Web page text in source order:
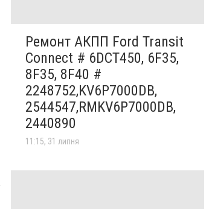
Ремонт АКПП Ford Transit
Connect # 6DCT450, 6F35,
8F35, 8F40 #
2248752,KV6P7000DB,
2544547,RMKV6P7000DB,
2440890
11:15, 31 липня